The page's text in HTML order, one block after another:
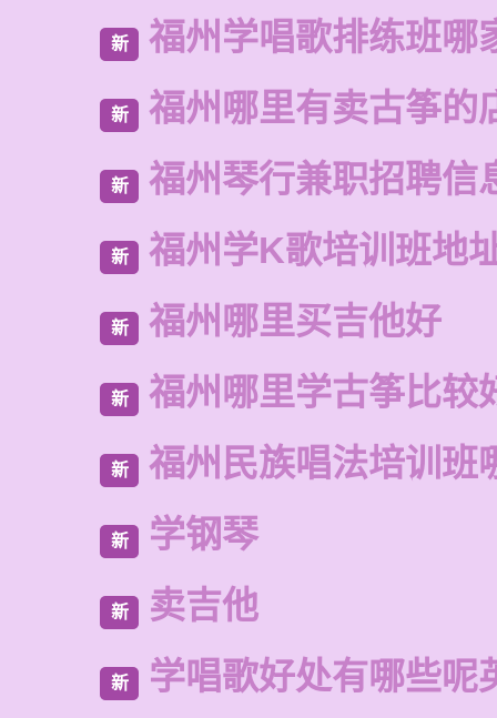
新 福州学唱歌排练班哪
新 福州哪里有卖古筝的
新 福州琴行兼职招聘信
新 福州学K歌培训班地
新 福州哪里买吉他好
新 福州哪里学古筝比较
新 福州民族唱法培训班
新 学钢琴
新 卖吉他
新 学唱歌好处有哪些呢